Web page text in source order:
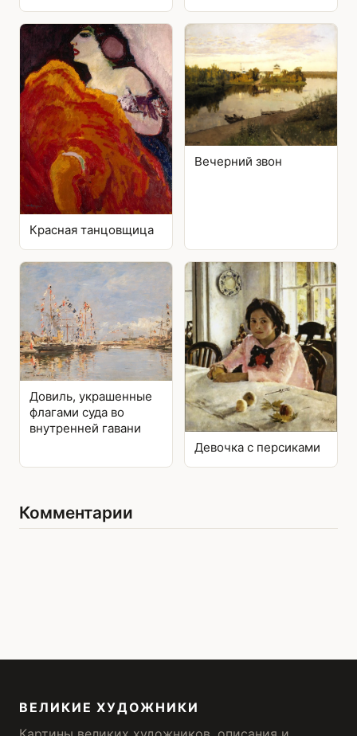
Красная танцовщица
Вечерний звон
Довиль, украшенные
флагами суда во
внутренней гавани
Девочка с персиками
Комментарии
ВЕЛИКИЕ ХУДОЖНИКИ